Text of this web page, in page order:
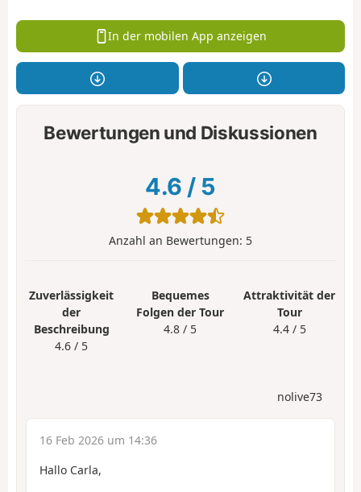
In der mobilen App anzeigen
Bewertungen und Diskussionen
4.6 / 5
Anzahl an Bewertungen: 5
Zuverlässigkeit
der
Beschreibung
4.6 / 5
Bequemes
Folgen der Tour
4.8 / 5
Attraktivität der
Tour
4.4 / 5
nolive73
16 Feb 2026 um 14:36
Hallo Carla,